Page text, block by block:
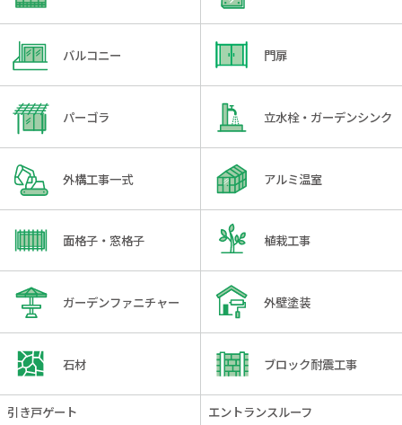
バルコニー 門扉
パーゴラ 立水栓・ガーデンシンク
外構工事一式 アルミ温室
面格子・窓格子 植栽工事
ガーデンファニチャー 外壁塗装
石材 ブロック耐震工事
引き戸ゲート エントランスルーフ